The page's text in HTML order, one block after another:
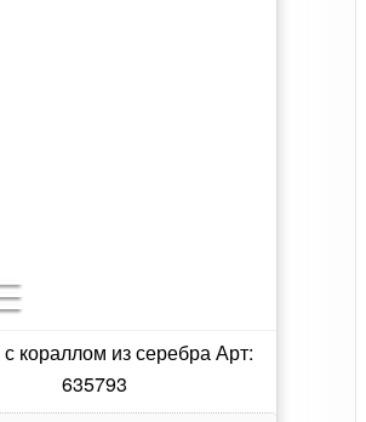
кораллом из серебра Арт:
635793